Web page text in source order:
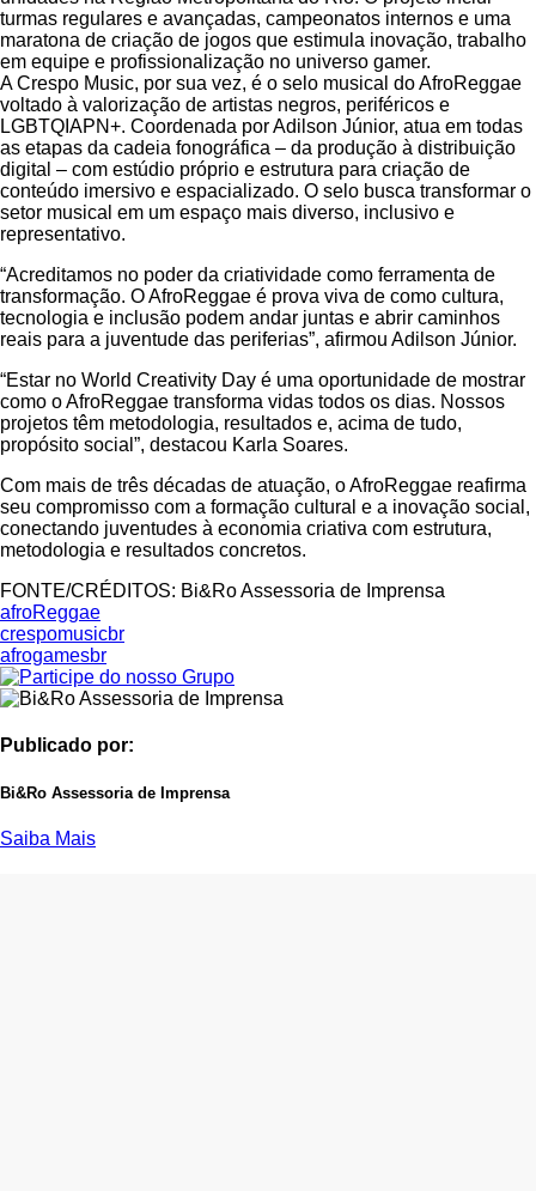
turmas regulares e avançadas, campeonatos internos e uma
maratona de criação de jogos que estimula inovação, trabalho
em equipe e profissionalização no universo gamer.
A Crespo Music, por sua vez, é o selo musical do AfroReggae
voltado à valorização de artistas negros, periféricos e
LGBTQIAPN+. Coordenada por Adilson Júnior, atua em todas
as etapas da cadeia fonográfica – da produção à distribuição
digital – com estúdio próprio e estrutura para criação de
conteúdo imersivo e espacializado. O selo busca transformar o
setor musical em um espaço mais diverso, inclusivo e
representativo.
“Acreditamos no poder da criatividade como ferramenta de
transformação. O AfroReggae é prova viva de como cultura,
tecnologia e inclusão podem andar juntas e abrir caminhos
reais para a juventude das periferias”, afirmou Adilson Júnior.
“Estar no World Creativity Day é uma oportunidade de mostrar
como o AfroReggae transforma vidas todos os dias. Nossos
projetos têm metodologia, resultados e, acima de tudo,
propósito social”, destacou Karla Soares.
Com mais de três décadas de atuação, o AfroReggae reafirma
seu compromisso com a formação cultural e a inovação social,
conectando juventudes à economia criativa com estrutura,
metodologia e resultados concretos.
FONTE/CRÉDITOS: Bi&Ro Assessoria de Imprensa
afroReggae
crespomusicbr
afrogamesbr
Publicado por:
Bi&Ro Assessoria de Imprensa
Saiba Mais